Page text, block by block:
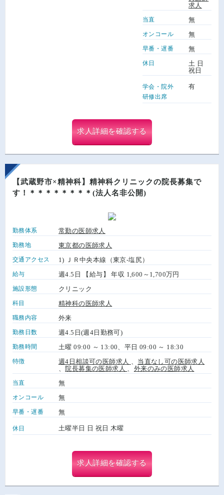
求人
当直 無
オンコール 無
早番・遅番 無
休日
土 日
祝日
学会・院外
研修出席
有
求人詳細を確認する
【武蔵野市×精神科】精神科クリニックの院長募集で
す！＊＊＊＊＊＊＊＊(法人名非公開)
勤務体系 常勤の医師求人
勤務地 東京都の医師求人
交通アクセス 1) ＪＲ中央本線（東京-塩尻）
給与 週4.5日 【給与】 年収 1,600～1,700万円
施設形態 クリニック
科目 精神科の医師求人
職務内容 外来
勤務日数 週4.5日(週4日勤務可)
勤務時間 土曜 09:00 ～ 13:00、平日 09:00 ～ 18:30
特徴 週4日相談可の医師求人
当直なし可の医師求人
院長募集の医師求人 外来のみの医師求人
当直 無
オンコール 無
早番・遅番 無
休日 土曜半日 日 祝日 木曜
求人詳細を確認する